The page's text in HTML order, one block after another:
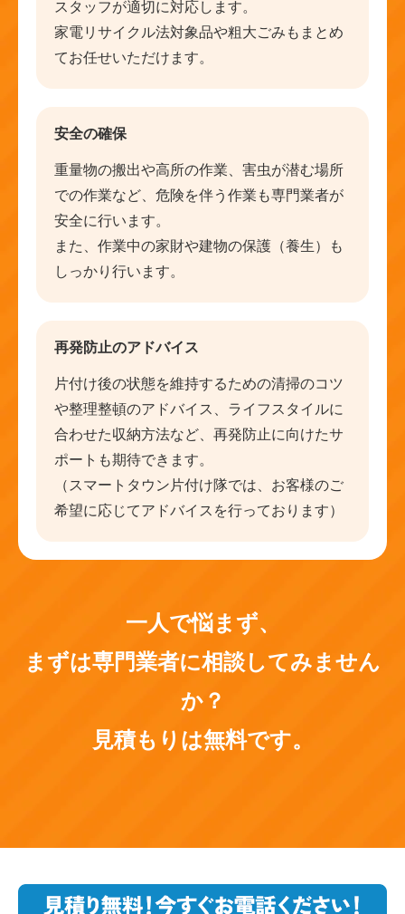
スタッフが適切に対応します。
家電リサイクル法対象品や粗大ごみもまとめ
てお任せいただけます。
安全の確保
重量物の搬出や高所の作業、害虫が潜む場所
での作業など、危険を伴う作業も専門業者が
安全に行います。
また、作業中の家財や建物の保護（養生）も
しっかり行います。
再発防止のアドバイス
片付け後の状態を維持するための清掃のコツ
や整理整頓のアドバイス、ライフスタイルに
合わせた収納方法など、再発防止に向けたサ
ポートも期待できます。
（スマートタウン片付け隊では、お客様のご
希望に応じてアドバイスを行っております）
一人で悩まず、
まずは専門業者に相談してみません
か？
見積もりは無料です。